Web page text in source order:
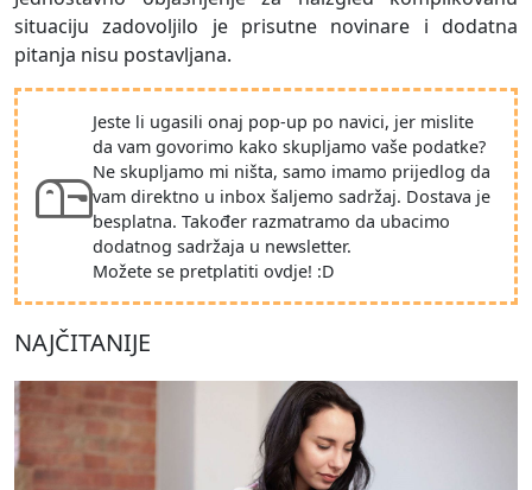
situaciju zadovoljilo je prisutne novinare i dodatna
pitanja nisu postavljana.
Jeste li ugasili onaj pop-up po navici, jer mislite
da vam govorimo kako skupljamo vaše podatke?
Ne skupljamo mi ništa, samo imamo prijedlog da
vam direktno u inbox šaljemo sadržaj. Dostava je
besplatna. Također razmatramo da ubacimo
dodatnog sadržaja u newsletter.
Možete se pretplatiti ovdje! :D
NAJČITANIJE